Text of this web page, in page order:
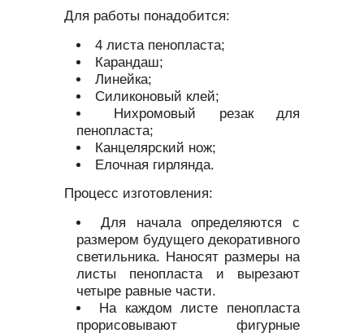
Для работы понадобится:
4 листа пенопласта;
Карандаш;
Линейка;
Силиконовый клей;
Нихромовый резак для
пенопласта;
Канцелярский нож;
Елочная гирлянда.
Процесс изготовления:
Для начала определяются с
размером будущего декоративного
светильника. Наносят размеры на
листы пенопласта и вырезают
четыре равные части.
На каждом листе пенопласта
прорисовывают фигурные